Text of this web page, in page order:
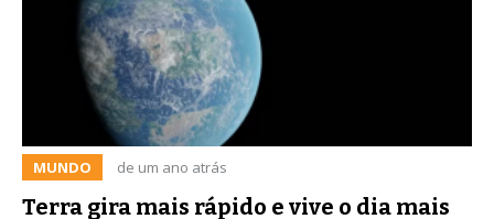
MUNDO de um ano atrás
Terra gira mais rápido e vive o dia mais